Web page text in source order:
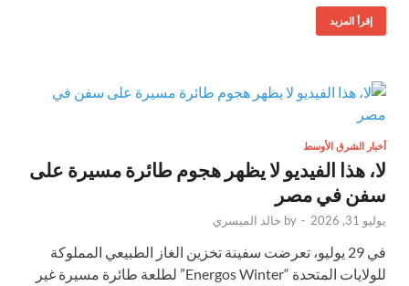
إقرأ المزيد
أخبار الشرق الأوسط
لا، هذا الفيديو لا يظهر هجوم طائرة مسيرة على
سفن في مصر
يوليو 31, 2026 -
by خالد الميسري
في 29 يوليو، تعرضت سفينة تخزين الغاز الطبيعي المملوكة
للولايات المتحدة “Energos Winter” لطلعة طائرة مسيرة غير